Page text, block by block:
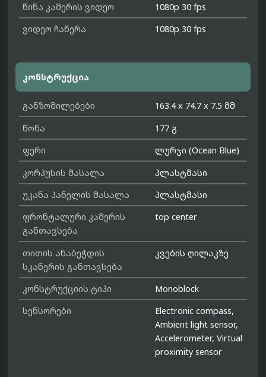
წინა კამერის ვიდეო
1080p 30 fps
ვიდეო ჩაწერა
1080p 30 fps
კონსტრუქცია
განზომილებები
163.4 x 74.7 x 7.5 მმ
წონა
177 გ
ფერი
ლურჯი (Ocean Blue)
კორპუსის მასალა
პლასტმასი
უკანა პანელის მასალა
პლასტმასი
ფრონტალური კამერის
განთავსება
top center
თითის ანაბეჭდის
სკანერის განთავსება
კვების ღილაკზე
კონსტრუქციის ტიპი
Monoblock
სენსორები
Electronic compass,
Ambient light sensor,
Accelerometer, Virtual
proximity sensor